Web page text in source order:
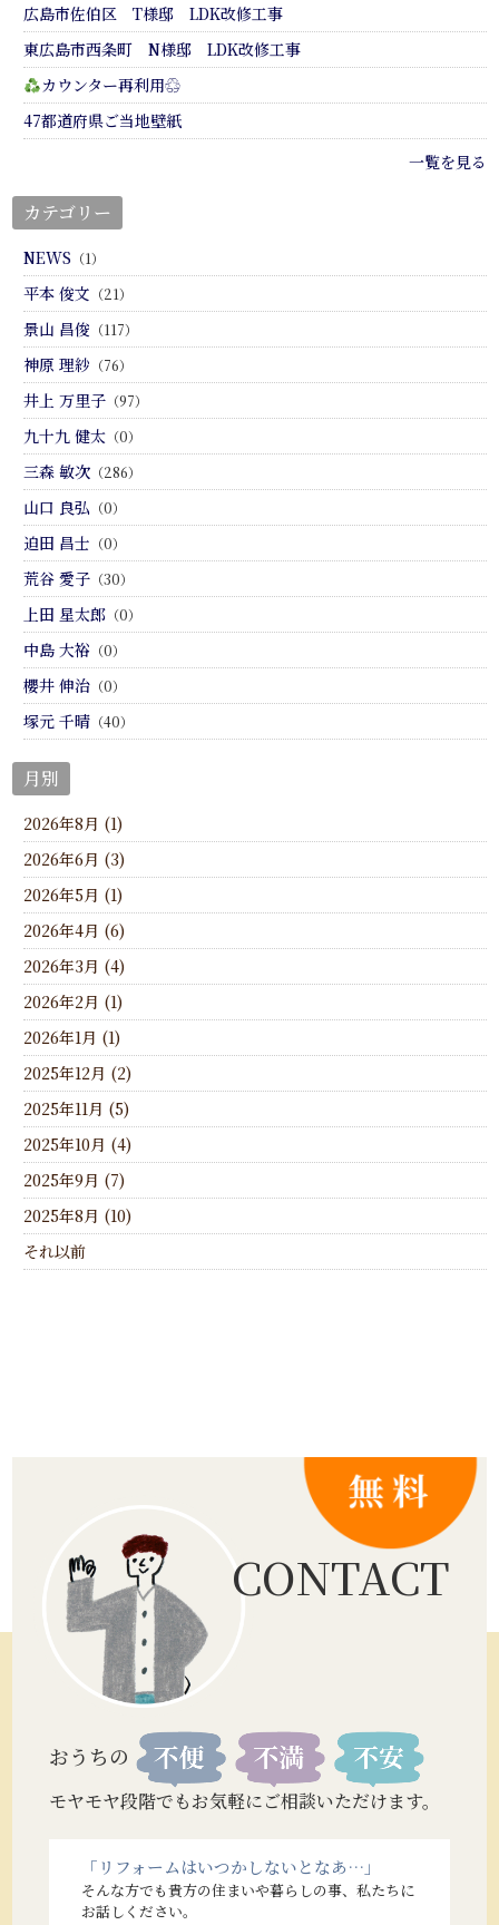
広島市佐伯区 T様邸 LDK改修工事
東広島市西条町 N様邸 LDK改修工事
カウンター再利用♲
47都道府県ご当地壁紙
一覧を見る
カテゴリー
NEWS （1）
平本 俊文 （21）
景山 昌俊 （117）
神原 理紗 （76）
井上 万里子 （97）
九十九 健太 （0）
三森 敏次 （286）
山口 良弘 （0）
迫田 昌士 （0）
荒谷 愛子 （30）
上田 星太郎 （0）
中島 大裕 （0）
櫻井 伸治 （0）
塚元 千晴 （40）
月別
2026年8月 (1)
2026年6月 (3)
2026年5月 (1)
2026年4月 (6)
2026年3月 (4)
2026年2月 (1)
2026年1月 (1)
2025年12月 (2)
2025年11月 (5)
2025年10月 (4)
2025年9月 (7)
2025年8月 (10)
それ以前
CONTACT
おうちの
モヤモヤ段階でもお気軽にご相談いただけます。
「リフォームはいつかしないとなあ…」
そんな方でも貴方の住まいや暮らしの事、私たちに
お話しください。